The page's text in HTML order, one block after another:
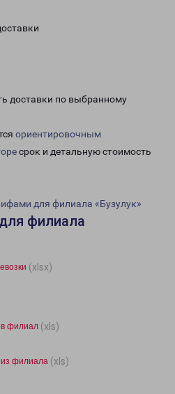
доставки по выбранному
ориентировочным
срок и детальную стоимость
для филиала «Бузулук»
филиала
(xlsx)
филиал (xls)
филиала (xls)